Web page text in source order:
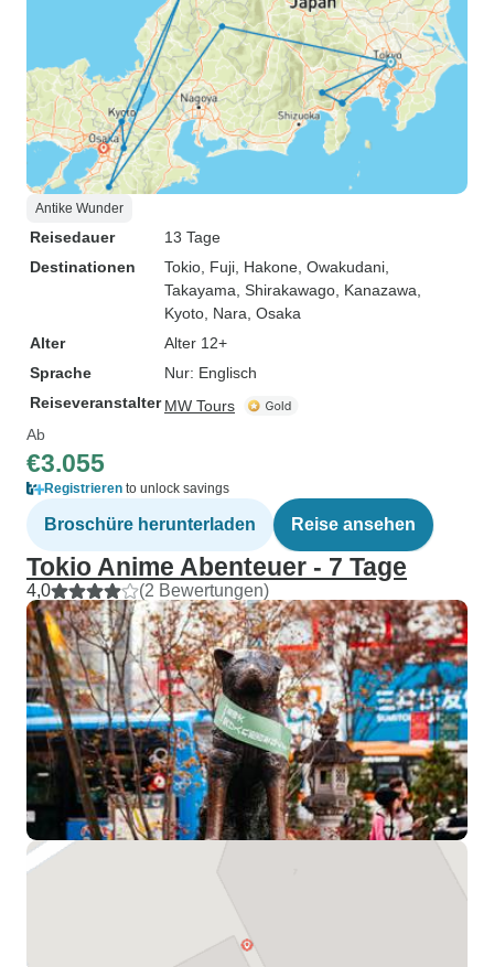
Antike Wunder
Reisedauer
13 Tage
Destinationen
Tokio , Fuji , Hakone , Owakudani
Takayama , Shirakawago , Kanazawa
Kyoto , Nara , Osaka
Alter
Alter 12+
Sprache
Nur: Englisch
Reiseveranstalter MW Tours
Ab
€3.055
Registrieren to unlock savings
Broschüre herunterladen Reise ansehen
Tokio Anime Abenteuer - 7 Tage
4,0 (2 Bewertungen)